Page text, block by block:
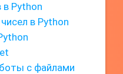
в Python
в Python
с файлами